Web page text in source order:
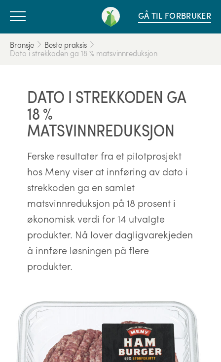
GÅ TIL FORBRUKER
Bransje Beste praksis
Dato i strekkoden ga 18 % matsvinnreduksjon
DATO I STREKKODEN GA
18 %
MATSVINNREDUKSJON
Ferske resultater fra et pilotprosjekt
hos Meny viser at innføring av dato i
strekkoden ga en samlet
matsvinnreduksjon på 18 prosent i
økonomisk verdi for 14 utvalgte
produkter. Nå lover dagligvarekjeden
å innføre løsningen på flere
produkter.